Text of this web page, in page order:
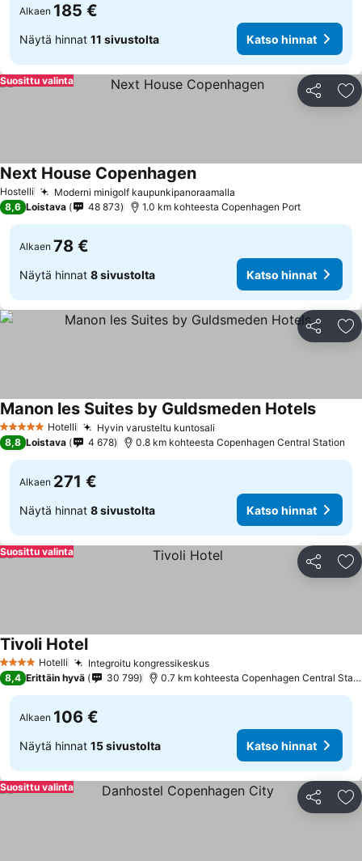
Alkaen 185 €
Näytä hinnat 11 sivustolta Katso hinnat
Jaa
Suosittu valinta
Hostelli Moderni minigolf kaupunkipanoraamalla
Next House CopenhagenKatso hinnat
8,6 Loistava 48 873 1.0 km kohteesta Copenhagen Port
Alkaen 78 €
Näytä hinnat 8 sivustolta Katso hinnat
Jaa
5 Tähtiluokitus
Hotelli Hyvin varusteltu kuntosali
Manon les Suites by Guldsmeden HotelsKatso
8,8 Loistava 4 678 0.8 km kohteesta Copenhagen Central Station
Alkaen 271 €
Näytä hinnat 8 sivustolta Katso hinnat
Jaa
Suosittu valinta
4 Tähtiluokitus
Hotelli Integroitu kongressikeskusKatso hinnat
Tivoli HotelKatso hinnat
8,4 Erittäin hyvä 30 799 0.7 km kohteesta Copenhagen Central
Alkaen 106 €
Näytä hinnat 15 sivustolta Katso hinnat
Jaa
Suosittu valinta